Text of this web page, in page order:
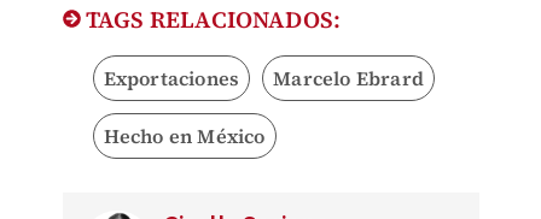
TAGS RELACIONADOS:
Exportaciones Marcelo Ebrard
Hecho en México